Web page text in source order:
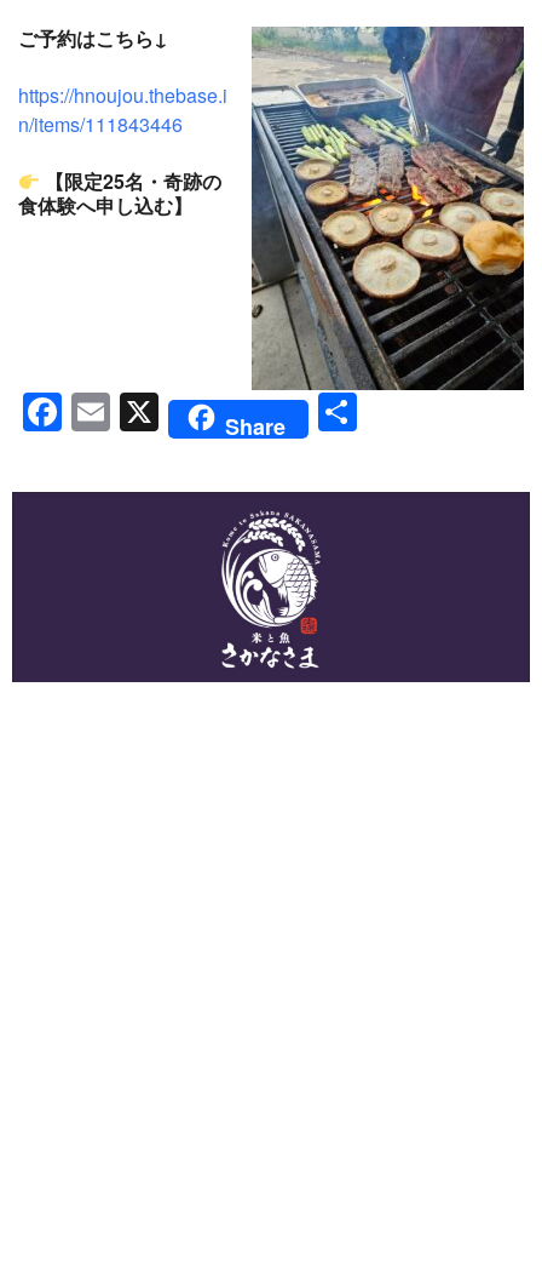
ご予約はこちら↓
https://hnoujou.thebase.i
n/items/111843446
【限定25名・奇跡の
食体験へ申し込む】
F
a
c
k
E
m
ai
X Share 共